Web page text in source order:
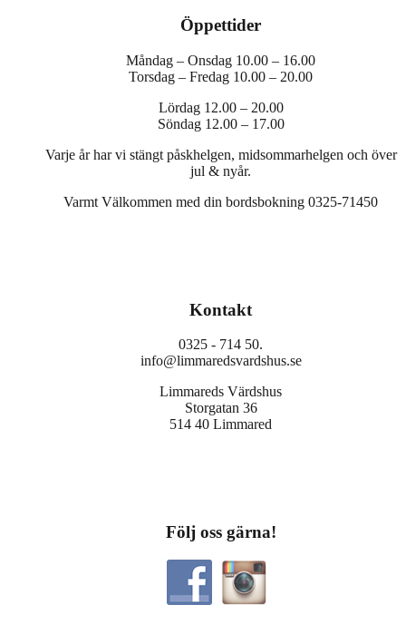
Öppettider
Måndag – Onsdag 10.00 – 16.00
Torsdag – Fredag 10.00 – 20.00
Lördag 12.00 – 20.00
Söndag 12.00 – 17.00
Varje år har vi stängt påskhelgen, midsommarhelgen och över
jul & nyår.
Varmt Välkommen med din bordsbokning 0325-71450
Kontakt
0325 - 714 50.
info@limmaredsvardshus.se
Limmareds Värdshus
Storgatan 36
514 40 Limmared
Följ oss gärna!